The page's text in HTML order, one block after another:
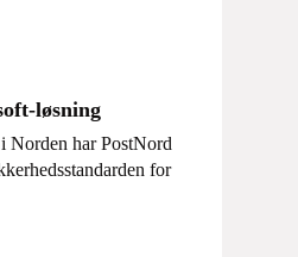
løsning
Norden har PostNord
for